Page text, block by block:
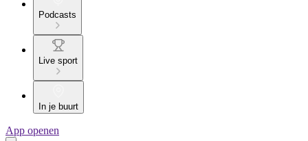
Podcasts
Live sport
In je buurt
App openen